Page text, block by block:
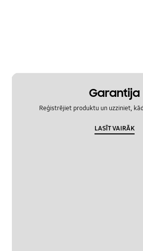
Garantija
Reģistrējiet produktu un uzziniet,
LASĪT VAIRĀK